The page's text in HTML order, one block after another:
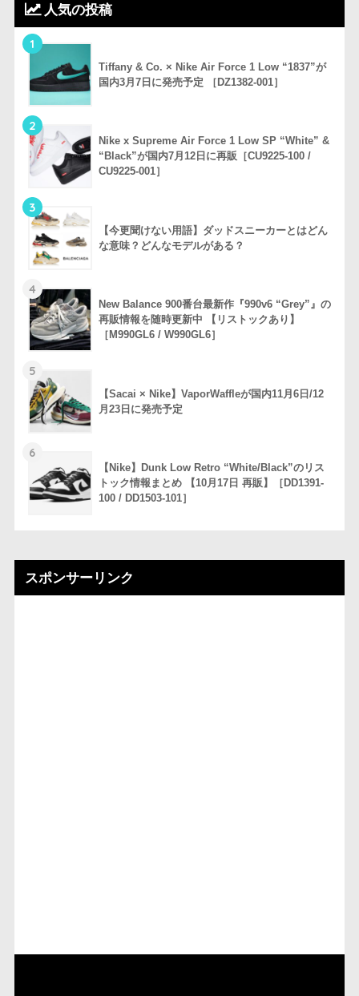
人気の投稿
1
Tiffany & Co. × Nike Air Force 1 Low “1837”が
国内3月7日に発売予定 ［DZ1382-001］
2
Nike x Supreme Air Force 1 Low SP “White” &
“Black”が国内7月12日に再販［CU9225-100 /
CU9225-001］
3
【今更聞けない用語】ダッドスニーカーとはどん
な意味？どんなモデルがある？
4
New Balance 900番台最新作『990v6 “Grey”』の
再販情報を随時更新中 【リストックあり】
［M990GL6 / W990GL6］
5
【Sacai × Nike】VaporWaffleが国内11月6日/12
月23日に発売予定
6
【Nike】Dunk Low Retro “White/Black”のリス
トック情報まとめ 【10月17日 再販】［DD1391-
100 / DD1503-101］
スポンサーリンク